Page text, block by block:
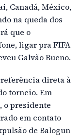
Canadá, México,
na queda dos
que o
ligar pra FIFA
Galvão Bueno.
referência direta à
torneio. Em
o presidente
em contato
de Balogun